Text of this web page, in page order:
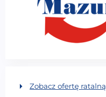
Zobacz ofertę ratalną